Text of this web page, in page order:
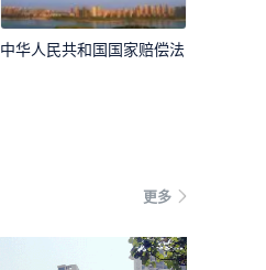
中华人民共和国国家赔偿法
更多